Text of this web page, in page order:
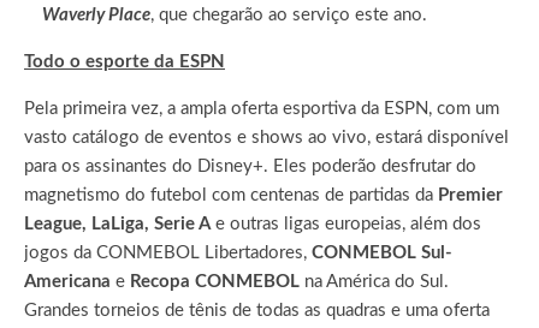
Waverly Place, que chegarão ao serviço este ano.
Todo o esporte da ESPN
Pela primeira vez, a ampla oferta esportiva da ESPN, com um
vasto catálogo de eventos e shows ao vivo, estará disponível
para os assinantes do Disney+. Eles poderão desfrutar do
magnetismo do futebol com centenas de partidas da Premier
League, LaLiga, Serie A e outras ligas europeias, além dos
jogos da CONMEBOL Libertadores, CONMEBOL Sul-
Americana e Recopa CONMEBOL na América do Sul.
Grandes torneios de tênis de todas as quadras e uma oferta